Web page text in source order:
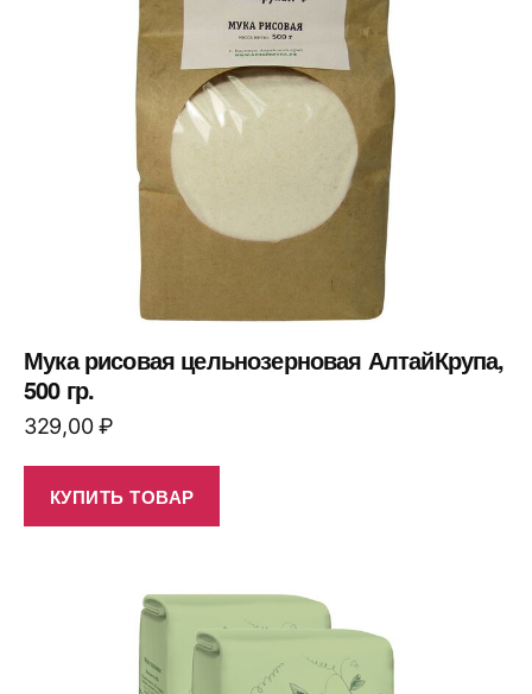
Мука рисовая цельнозерновая АлтайКрупа,
500 гр.
329,00₽
КУПИТЬ ТОВАР